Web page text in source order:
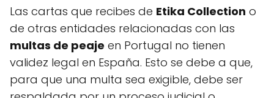
Las cartas que recibes de Etika Collection o
de otras entidades relacionadas con las
multas de peaje en Portugal no tienen
validez legal en España. Esto se debe a que,
para que una multa sea exigible, debe ser